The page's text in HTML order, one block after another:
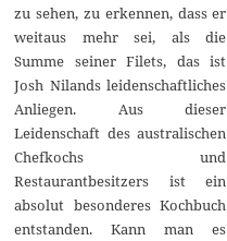
zu sehen, zu erkennen, dass er
weitaus mehr sei, als die
Summe seiner Filets, das ist
Josh Nilands leidenschaftliches
Anliegen. Aus dieser
Leidenschaft des australischen
Chefkochs und
Restaurantbesitzers ist ein
absolut besonderes Kochbuch
entstanden. Kann man es